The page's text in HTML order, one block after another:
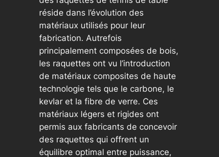
réside dans l’évolution des
matériaux utilisés pour leur
fabrication. Autrefois
principalement composées de bois,
les raquettes ont vu l’introduction
de matériaux composites de haute
technologie tels que le carbone, le
kevlar et la fibre de verre. Ces
matériaux légers et rigides ont
permis aux fabricants de concevoir
des raquettes qui offrent un
équilibre optimal entre puissance,